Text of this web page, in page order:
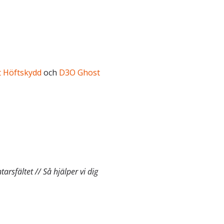
Höftskydd och D3O Ghost
// Så hjälper vi dig